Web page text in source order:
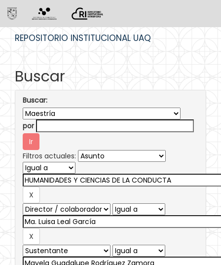
REPOSITORIO INSTITUCIONAL UAQ
Buscar
Buscar:
por
Filtros actuales: